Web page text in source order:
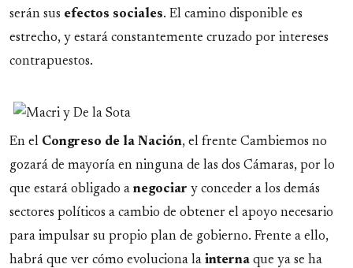
serán sus efectos sociales. El camino disponible es
estrecho, y estará constantemente cruzado por intereses
contrapuestos.
En el Congreso de la Nación, el frente Cambiemos no
gozará de mayoría en ninguna de las dos Cámaras, por lo
que estará obligado a negociar y conceder a los demás
sectores políticos a cambio de obtener el apoyo necesario
para impulsar su propio plan de gobierno. Frente a ello,
habrá que ver cómo evoluciona la interna que ya se ha